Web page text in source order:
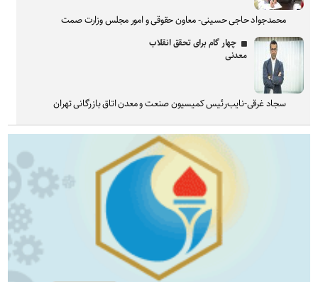
محمدجواد حاجی حسینی- معاون حقوقی و امور مجلس وزارت صمت
چهار گام برای تحقق انقلاب
معدنی
سجاد غرقی-نایب‌رئیس کمیسیون صنعت و معدن اتاق بازرگانی تهران